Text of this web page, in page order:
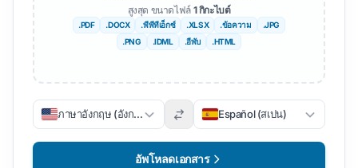
สูงสุด ขนาดไฟล์ 1 กิกะไบต์
.PDF .DOCX .พีพีทีเอ็กซ์ .XLSX .ข้อความ
.JPG
.PNG
.IDML .อีพับ .HTML
ภาษาอังกฤษ (อังกฤษ) Español (สเปน)
อัพโหลดเอกสาร